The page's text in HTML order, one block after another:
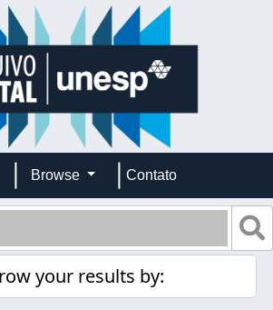
Browse Contato
your results by: